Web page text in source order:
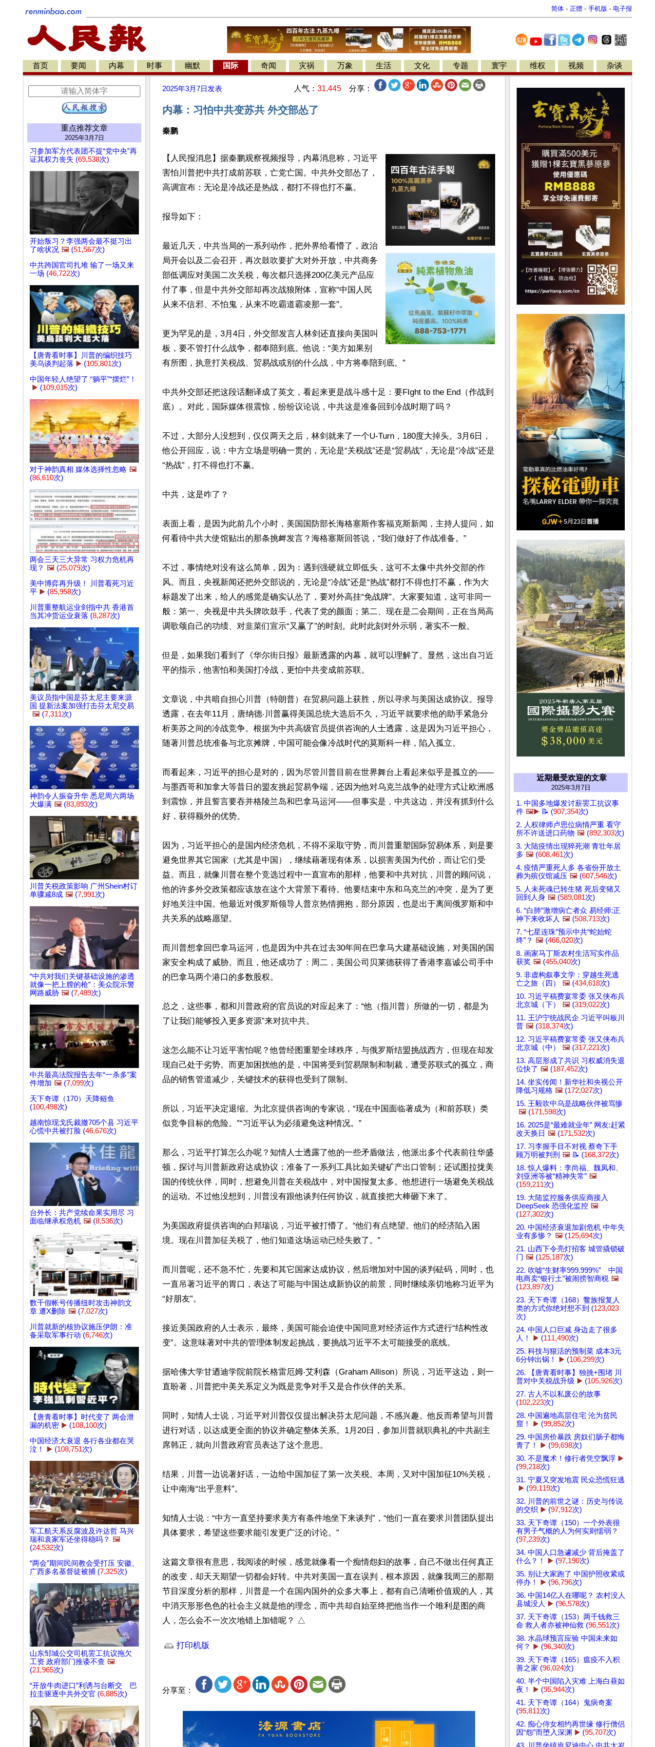
简体 - 正體 - 手机版 - 电子报
首页 要闻 内幕 时事 幽默 国际 奇闻 灾祸 万象 生活 文化 专题 寰宇 维权 视频 杂谈
重点推荐文章
2025年3月7日
习参加军方代表团不提“党中央”再
证其权力丧失 (69,538次)
开始叛习？李强两会最不挺习出
了啥状况 🖼️ (51,567次)
中共跨国官司扎堆 输了一场又来
一场 (46,722次)
【唐青看时事】川普的编织技巧
美乌谈判起落 ▶️ (105,801次)
中国年轻人绝望了 “躺平”“摆烂”！
▶️ (109,015次)
对于神韵真相 媒体选择性忽略 🖼️
(86,610次)
两会三天三大异常 习权力危机再
现？ 🖼️ (25,079次)
美中博弈再升级！ 川普看死习近
平 ▶️ (85,958次)
川普重整航运业剑指中共 香港首
当其冲货运业衰落 (8,287次)
美议员指中国是芬太尼主要来源
国 提新法案加强打击芬太尼交易
🖼️ (7,311次)
神韵令人振奋升华 悉尼周六两场
大爆满 🖼️ (83,893次)
川普关税政策影响 广州Shein村订
单骤减8成 🖼️ (7,991次)
“中共对我们关键基础设施的渗透
就像一把上膛的枪”：美众院示警
网路威胁 🖼️ (7,489次)
中共最高法院报告去年“一杀多”案
件增加 🖼️ (7,099次)
天下奇谭（170）天降鲢鱼
(100,498次)
越南惊现戈氏裁撤705个县 习近平
心慌中共被打脸 (46,676次)
台外长：共产党续命果实用尽 习
面临继承权危机 🖼️ (8,536次)
数千假帐号传播纽时攻击神韵文
章 遭X删除 🖼️ (7,027次)
川普就新的核协议施压伊朗：准
备采取军事行动 (6,746次)
【唐青看时事】时代变了 两会泄
漏的机密 ▶️ (108,100次)
中国经济大衰退 各行各业都在哭
泣！
▶️ (108,751次)
军工航天系反腐波及许达哲 马兴
瑞和袁家军还坐得稳吗？ 🖼️
(24,532次)
“两会”期间民间教会受打压 安徽、
广西多名基督徒被捕 (7,325次)
山东邹城公交司机罢工抗议拖欠
工资 政府部门推诿不查 🖼️
(21,965次)
“开放牛肉进口”利诱与台断交 巴
拉圭驱逐中共外交官 (6,885次)
2025年3月7日 发表 人气： 31,445 分享：
内幕：习怕中共变苏共 外交部怂了
秦鹏
【人民报消息】据秦鹏观察视频报导，内幕消息称，习近平
害怕川普把中共打成前苏联，亡党亡国。中共外交部怂了，
高调宣布：无论是冷战还是热战，都打不得也打不赢。
报导如下：
最近几天，中共当局的一系列动作，把外界给看懵了，政治
局开会以及二会召开，再次鼓吹要扩大对外开放，中共商务
部低调应对美国二次关税，每次都只选择200亿美元产品应
付了事，但是中共外交部却再次战狼附体，宣称“中国人民
从来不信邪、不怕鬼，从来不吃霸道霸凌那一套”。
更为罕见的是，3月4日，外交部发言人林剑还直接向美国叫
板，要不管打什么战争，都奉陪到底。他说：“美方如果别
有所图，执意打关税战、贸易战或别的什么战，中方将奉陪到底。”
中共外交部还把这段话翻译成了英文，看起来更是战斗感十足：要FIght to the End（作战到
底）。对此，国际媒体很震惊，纷纷议论说，中共这是准备回到冷战时期了吗？
不过，大部分人没想到，仅仅两天之后，林剑就来了一个U-Turn，180度大掉头。3月6日，
他公开回应，说：中方立场是明确一贯的，无论是“关税战”还是“贸易战”，无论是“冷战”还是
“热战”，打不得也打不赢。
中共，这是咋了？
表面上看，是因为此前几个小时，美国国防部长海格塞斯作客福克斯新闻，主持人提问，如
何看待中共大使馆贴出的那条挑衅发言？海格塞斯回答说，“我们做好了作战准备。”
不过，事情绝对没有这么简单，因为：遇到强硬就立即低头，这可不太像中共外交部的作
风。而且，央视新闻还把外交部说的，无论是“冷战”还是“热战”都打不得也打不赢，作为大
标题发了出来，给人的感觉是确实认怂了，要对外高挂“免战牌”。大家要知道，这可非同一
般：第一、央视是中共头牌吹鼓手，代表了党的颜面；第二、现在是二会期间，正在当局高
调歌颂自己的功绩、对韭菜们宣示“又赢了”的时刻。此时此刻对外示弱，著实不一般。
但是，如果我们看到了《华尔街日报》最新透露的内幕，就可以理解了。显然，这出自习近
平的指示，他害怕和美国打冷战，更怕中共变成前苏联。
文章说，中共暗自担心川普（特朗普）在贸易问题上获胜，所以寻求与美国达成协议。报导
透露，在去年11月，唐纳德‧川普赢得美国总统大选后不久，习近平就要求他的助手紧急分
析美苏之间的冷战竞争。根据为中共高级官员提供咨询的人士透露，这是因为习近平担心，
随著川普总统准备与北京摊牌，中国可能会像冷战时代的莫斯科一样，陷入孤立。
而看起来，习近平的担心是对的，因为尽管川普目前在世界舞台上看起来似乎是孤立的——
与墨西哥和加拿大等昔日的盟友挑起贸易争端，还因为他对乌克兰战争的处理方式让欧洲感
到震惊，并且誓言要吞并格陵兰岛和巴拿马运河——但事实是，中共这边，并没有抓到什么
好，获得额外的优势。
因为，习近平担心的是国内经济危机，不得不采取守势，而川普重塑国际贸易体系，则是要
避免世界其它国家（尤其是中国），继续藉著现有体系，以损害美国为代价，而让它们受
益。而且，就像川普在整个竞选过程中一直宣布的那样，他要和中共对抗，川普的顾问说，
他的许多外交政策都应该放在这个大背景下看待。他要结束中东和乌克兰的冲突，是为了更
好地关注中国。他最近对俄罗斯领导人普京热情拥抱，部分原因，也是出于离间俄罗斯和中
共关系的战略愿望。
而川普想拿回巴拿马运河，也是因为中共在过去30年间在巴拿马大建基础设施，对美国的国
家安全构成了威胁。而且，他还成功了：周二，美国公司贝莱德获得了香港李嘉诚公司手中
的巴拿马两个港口的多数股权。
总之，这些事，都和川普政府的官员说的对应起来了：“他（指川普）所做的一切，都是为
了让我们能够投入更多资源”来对抗中共。
这怎么能不让习近平害怕呢？他曾经图重塑全球秩序，与俄罗斯结盟挑战西方，但现在却发
现自己处于劣势。而更加困扰他的是，中国将受到贸易限制和制裁，遭受苏联式的孤立，商
品的销售管道减少，关键技术的获得也受到了限制。
所以，习近平决定退缩。为北京提供咨询的专家说，“现在中国面临著成为（和前苏联）类
似竞争目标的危险。”“习近平认为必须避免这种情况。”
那么，习近平打算怎么办呢？知情人士透露了他的一些矛盾做法，他派出多个代表前往华盛
顿，探讨与川普新政府达成协议；准备了一系列工具比如关键矿产出口管制；还试图拉拢美
国的传统伙伴，同时，想避免川普在关税战中，对中国报复太多。他想进行一场避免关税战
的运动。不过他没想到，川普没有跟他谈判任何协议，就直接把大棒砸下来了。
为美国政府提供咨询的白邦瑞说，习近平被打懵了。“他们有点绝望。他们的经济陷入困
境。现在川普加征关税了，他们知道这场运动已经失败了。”
而川普呢，还不急不忙，先要和其它国家达成协议，然后增加对中国的谈判砝码，同时，也
一直吊著习近平的胃口，表达了可能与中国达成新协议的前景，同时继续亲切地称习近平为
“好朋友”。
接近美国政府的人士表示，最终，美国可能会迫使中国同意对经济运作方式进行“结构性改
变”。这意味著对中共的管理体制发起挑战，要挑战习近平不太可能接受的底线。
据哈佛大学甘迺迪学院前院长格雷厄姆‧艾利森（Graham Allison）所说，习近平这边，则一
直盼著，川普把中美关系定义为既是竞争对手又是合作伙伴的关系。
同时，知情人士说，习近平对川普仅仅提出解决芬太尼问题，不感兴趣。他反而希望与川普
进行对话，以达成更全面的协议并确定整体关系。1月20日，参加川普就职典礼的中共副主
席韩正，就向川普政府官员表达了这个意思。
结果，川普一边说著好话，一边给中国加征了第一次关税。本周，又对中国加征10%关税，
让中南海“出乎意料”。
知情人士说：“中方一直坚持要求美方有条件地坐下来谈判”，“他们一直在要求川普团队提出
具体要求，希望这些要求能引发更广泛的讨论。”
这篇文章很有意思，我阅读的时候，感觉就像看一个痴情怨妇的故事，自己不做出任何真正
的改变，却天天期望一切都会好转。中共对美国一直在误判，根本原因，就像我周三的那期
节目深度分析的那样，川普是一个在国内国外的众多大事上，都有自己清晰价值观的人，其
中消灭形形色色的社会主义就是他的理念，而中共却自始至终把他当作一个唯利是图的商
人，怎么会不一次次地错上加错呢？ △
打印机版
分享至：
近期最受欢迎的文章
2025年3月7日
1. 中国多地爆发讨薪罢工抗议事
件 🖼️▶️ 📝 (907,354次)
2. 人权律师卢思位病情严重 看守
所不许送进口药物 🖼️ (892,303次)
3. 大陆疫情出现猝死潮 青壮年居
多 🖼️ (608,461次)
4. 疫情严重死人多 各省份开放土
葬为殡仪馆减压 🖼️ (607,546次)
5. 人未死魂已转生猪 死后变猪又
回到人身 🖼️ (589,081次)
6. “白肺”激增病亡者众 易经师:正
神下来收坏人 🖼️ (508,713次)
7. “七星连珠”预示中共“蛇始蛇
终”？ 🖼️ (466,020次)
8. 画家马丁斯农村生活写实作品
获奖 🖼️ (455,040次)
9. 非虚构叙事文学：穿越生死逃
亡之旅（四）
🖼️ (434,618次)
10. 习近平稿费宴常委 张又侠布兵
北京城（下）
🖼️ (319,022次)
11. 王沪宁统战民企 习近平叫板川
普 🖼️ (318,374次)
12. 习近平稿费宴常委 张又侠布兵
北京城（中）
🖼️ (317,221次)
13. 高层形成了共识 习权威消失退
位快了 🖼️ (187,452次)
14. 坐实传闻！新华社和央视公开
降低习规格 🖼️ (172,027次)
15. 王毅吹中乌是战略伙伴被骂惨
🖼️ (171,598次)
16. 2025是“最难就业年” 网友:赶紧
改天换日 🖼️ (171,532次)
17. 习李握手目不对视 蔡奇下手
顾万明被判刑 🖼️ 📝 (168,372次)
18. 惊人爆料：李尚福、魏凤和、
刘亚洲等被“精神失常” 🖼️
(159,211次)
19. 大陆监控服务供应商接入
DeepSeek 恐强化监控 🖼️
(127,302次)
20. 中国经济衰退加剧危机 中年失
业有多惨？ 🖼️ (125,694次)
21. 山西下令亮灯招客 城管撬锁破
门 🖼️ (125,187次)
22. 吹嘘“生财率999.999%” 中国
电商卖“银行土”被闹捞智商税 🖼️
(123,897次)
23. 天下奇谭（168）鳖族报复人
类的方式你绝对想不到 (123,023
次)
24. 中国人口巨减 身边走了很多
人！
▶️ (111,490次)
25. 科技与狠活的预制菜 成本3元
6分钟出锅！
▶️ (106,299次)
26. 【唐青看时事】独挑+围堵 川
普对中关税战升级 ▶️ (105,926次)
27. 古人不以私废公的故事
(102,223次)
28. 中国遍地高层住宅 沦为贫民
窟！
▶️ (99,852次)
29. 中国房价暴跌 房奴们肠子都悔
青了！
▶️ (99,698次)
30. 不是魔术！修行者凭空飘浮 ▶️
(99,218次)
31. 宁夏又突发地震 民众恐慌狂逃
▶️ (99,119次)
32. 川普的前世之谜：历史与传说
的交织 ▶️ (97,912次)
33. 天下奇谭（150）一个外表很
有男子气概的人为何实则懦弱？
(97,239次)
34. 中国人口急遽减少 背后掩盖了
什么？！
▶️ (97,190次)
35. 别让大家跑了 中国护照收紧或
停办！
▶️ (96,796次)
36. 中国14亿人在哪呢？ 农村没人
县城没人 ▶️ (96,578次)
37. 天下奇谭（153）两千钱救三
命 救人者亦被神仙救 (96,551次)
38. 水晶球预言应验 中国未来如
何？
▶️ (96,340次)
39. 天下奇谭（165）瘟疫不入积
善之家 (96,024次)
40. 半个中国陷入灾难 上海白昼如
夜！
▶️ (95,944次)
41. 天下奇谭（164）鬼病奇案
(95,811次)
42. 痴心侍女相约再世缘 修行僧侣
因“怨”而堕入深渊 ▶️ (95,707次)
43. 川普坐镇肯尼迪中心 中共太岁